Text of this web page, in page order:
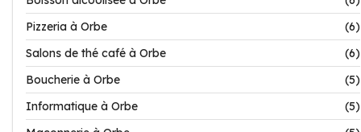
Pizzeria à Orbe
(6)
Salons de thé café à Orbe
(6)
Boucherie à Orbe
(5)
Informatique à Orbe
(5)